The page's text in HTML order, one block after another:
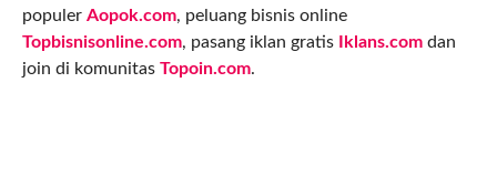
populer Aopok.com, peluang bisnis online
Topbisnisonline.com, pasang iklan gratis Iklans.comdan
join di komunitas Topoin.com.